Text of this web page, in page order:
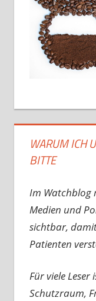
WARUM ICH
BITTE
Im Watchblog
Medien und
sichtbar,
Patienten
Für viele
Schutzraum,